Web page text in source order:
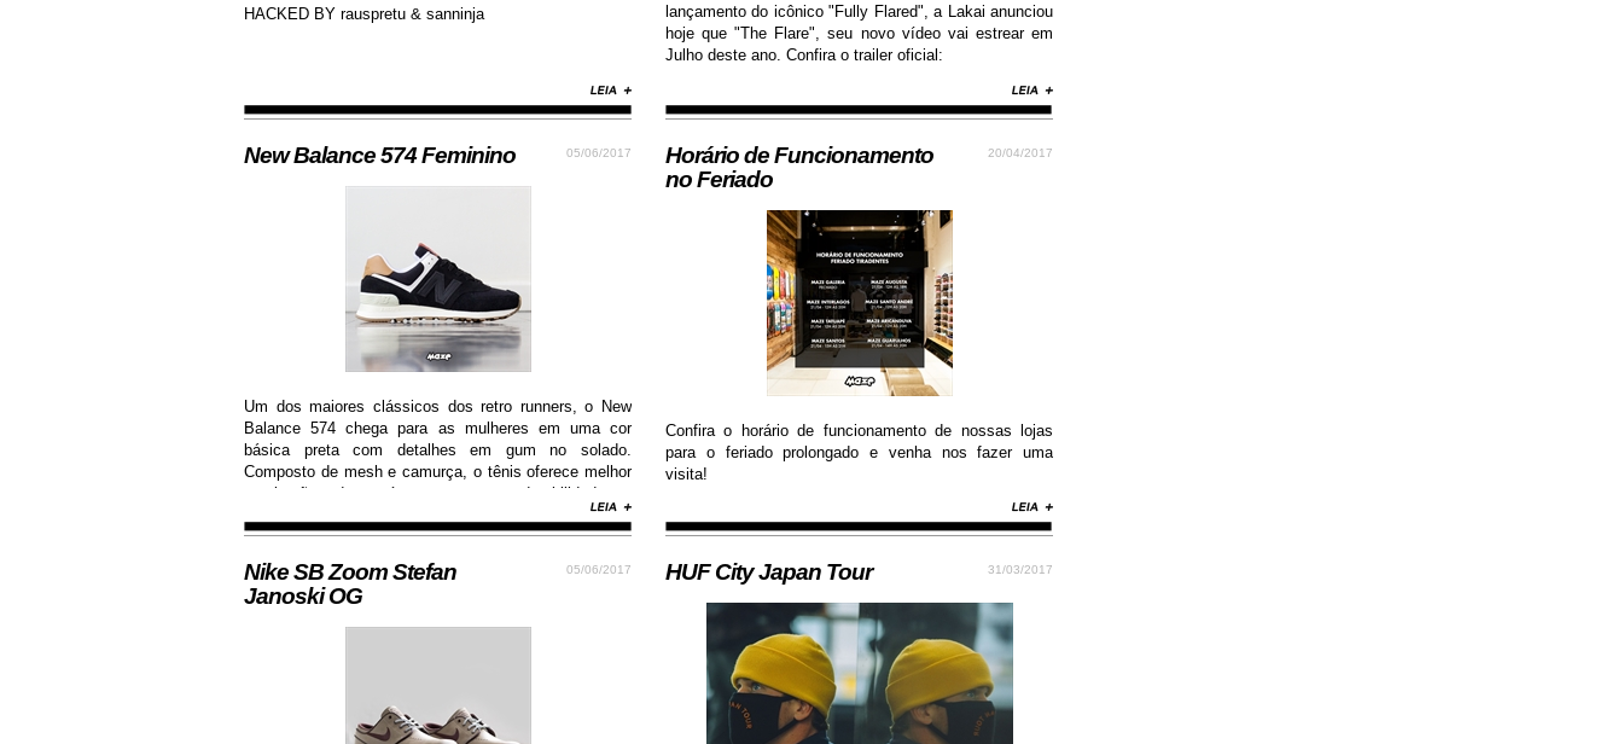
HACKED BY rauspretu & sanninja
05/06/2017
New Balance 574 Feminino
Um dos maiores clássicos dos retro runners, o New
Balance 574 chega para as mulheres em uma cor
básica preta com detalhes em gum no solado.
Composto de mesh e camurça, o tênis oferece melhor
respiração dos pés e garante durabilidade e
05/06/2017
Nike SB Zoom Stefan
Janoski OG
lançamento do icônico "Fully Flared", a Lakai anunciou
hoje que "The Flare", seu novo vídeo vai estrear em
Julho deste ano. Confira o trailer oficial:
20/04/2017
Horário de Funcionamento
no Feriado
Confira o horário de funcionamento de nossas lojas
para o feriado prolongado e venha nos fazer uma
visita!
31/03/2017
HUF City Japan Tour